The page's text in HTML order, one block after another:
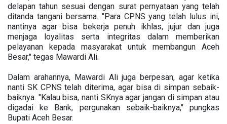
delapan tahun sesuai dengan surat pernyataan yang telah
ditanda tangani bersama. "Para CPNS yang telah lulus ini,
nantinya agar bisa bekerja penuh ikhlas, jujur dan juga
menjaga loyalitas serta integritas dalam memberikan
pelayanan kepada masyarakat untuk membangun Aceh
Besar," tegas Mawardi Ali.
Dalam arahannya, Mawardi Ali juga berpesan, agar ketika
nanti SK CPNS telah diterima, agar bisa di simpan sebaik-
baiknya. "Kalau bisa, nanti SKnya agar jangan di simpan atau
digadai ke Bank, pergunakan sebaik-baiknya," pungkas
Bupati Aceh Besar.